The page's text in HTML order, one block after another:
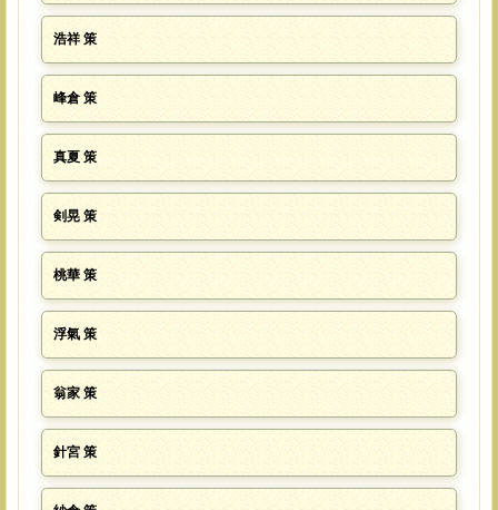
浩祥 策
峰倉 策
真夏 策
剣晃 策
桃華 策
浮氣 策
翁家 策
針宮 策